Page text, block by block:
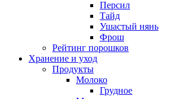
Персил
Тайд
Ушастый нянь
Фрош
Рейтинг порошков
Хранение и уход
Продукты
Молоко
Грудное